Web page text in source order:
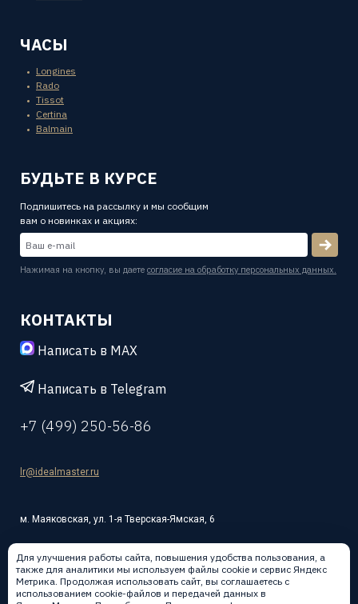
ЧАСЫ
Longines
Rado
Tissot
Certina
Balmain
БУДЬТЕ В КУРСЕ
Подпишитесь на рассылку и мы сообщим
вам о новинках и акциях:
Нажимая на кнопку, вы даете согласие на обработку персональных данных.
КОНТАКТЫ
Написать в MAX
Написать в Telegram
+7 (499) 250-56-86
lr@idealmaster.ru
м. Маяковская, ул. 1-я Тверская-Ямская, 6
Для улучшения работы сайта, повышения удобства пользования, а
также для аналитики мы используем файлы cookie и сервис Яндекс
Метрика. Продолжая использовать сайт, вы соглашаетесь с
использованием cookie-файлов и передачей данных в